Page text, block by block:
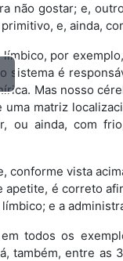
não gostar; e,
e, ainda,
límbico, por
sistema é
Mas nosso
uma matriz
ou ainda, com
conforme vista
apetite, é correto
e a
todos os
também, entre as